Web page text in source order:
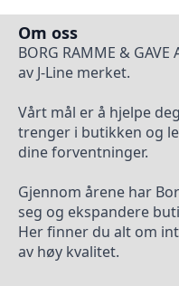
Om oss
BORG RAMME &
av J-Line merket.
Vårt mål er å hjelpe
trenger i butikken og
dine forventninger.
Gjennom årene har
seg og ekspandere
Her finner du alt om
av høy kvalitet.